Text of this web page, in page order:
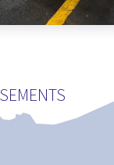
DE QUALITÉ MIS À
COMMUNAUX DE